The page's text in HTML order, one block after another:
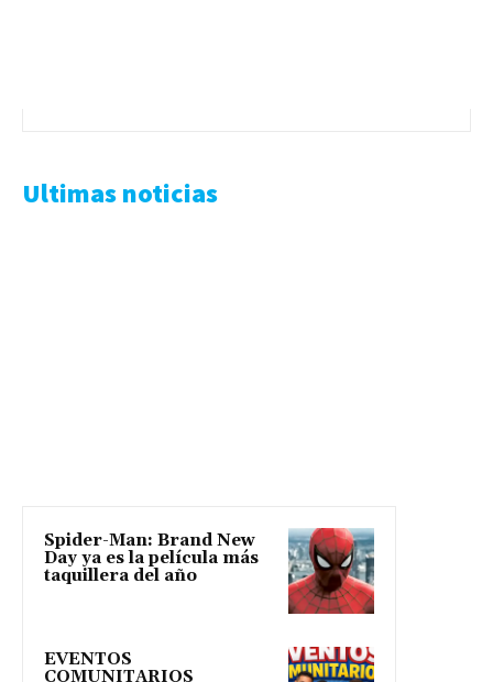
Ultimas noticias
Spider-Man: Brand New
Day ya es la película más
taquillera del año
EVENTOS
COMUNITARIOS